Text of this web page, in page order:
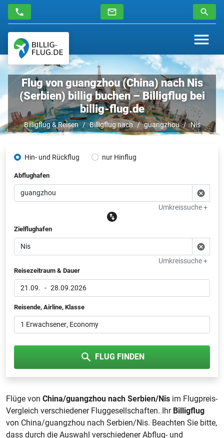
Flug von guangzhou (China) nach Nis
(Serbien) billig buchen – Billigflug bei
billig-flug.de
Billigflug & Reisen Billigflug nach guangzhou Nis
Hin- und Rückflug nur Hinflug
Abflughafen
Umkreissuche +
Zielflughafen
Umkreissuche +
Reisezeitraum & Dauer
21.09. - 28.09.2026
Reisende, Airline, Klasse
1 Erwachsener, Economy
FLUG FINDEN
Flüge von China/guangzhou nach Serbien/Nis im Flugpreis-
Vergleich verschiedener Fluggesellschaften. Ihr Billigflug
von China/guangzhou nach Serbien/Nis. Beachten Sie bitte,
dass durch die Auswahl verschiedener Abflug- und